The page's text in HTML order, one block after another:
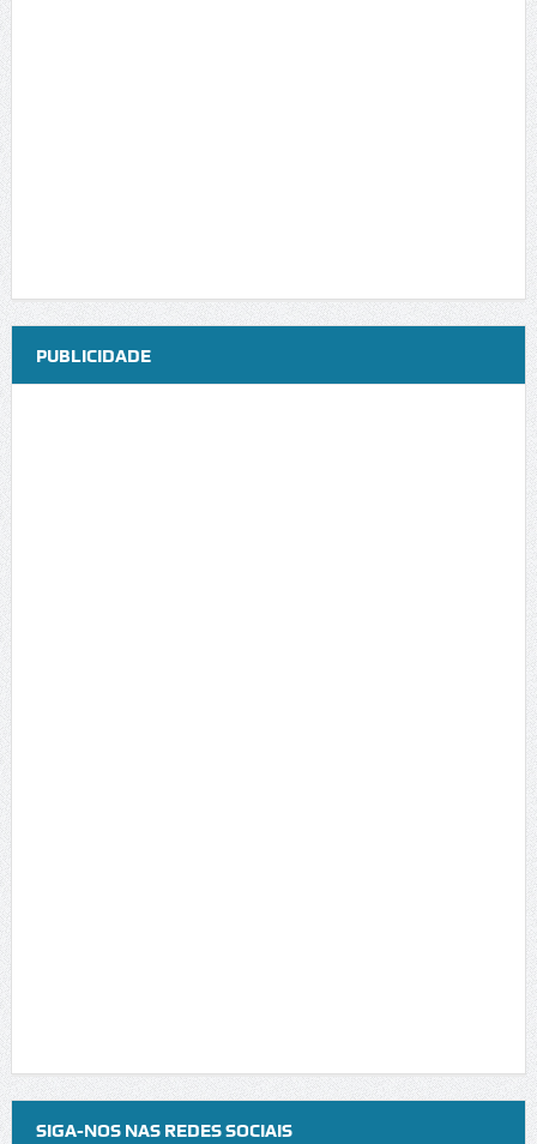
PUBLICIDADE
SIGA-NOS NAS REDES SOCIAIS